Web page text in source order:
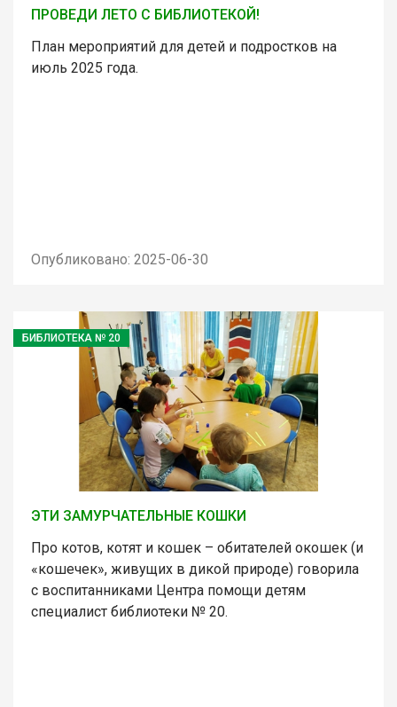
ПРОВЕДИ ЛЕТО С БИБЛИОТЕКОЙ!
План мероприятий для детей и подростков на
июль 2025 года.
Опубликовано: 2025-06-30
БИБЛИОТЕКА № 20
ЭТИ ЗАМУРЧАТЕЛЬНЫЕ КОШКИ
Про котов, котят и кошек – обитателей окошек (и
«кошечек», живущих в дикой природе) говорила
с воспитанниками Центра помощи детям
специалист библиотеки № 20.